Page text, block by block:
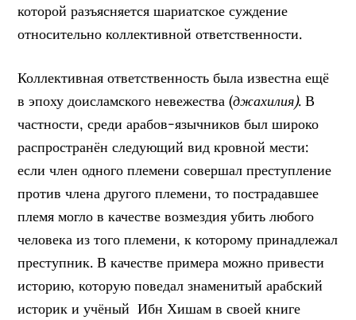
которой разъясняется шариатское суждение
относительно коллективной ответственности.
Коллективная ответственность была известна ещё
в эпоху доисламского невежества (джахилия). В
частности, среди арабов-язычников был широко
распространён следующий вид кровной мести:
если член одного племени совершал преступление
против члена другого племени, то пострадавшее
племя могло в качестве возмездия убить любого
человека из того племени, к которому принадлежал
преступник. В качестве примера можно привести
историю, которую поведал знаменитый арабский
историк и учёный Ибн Хишам в своей книге